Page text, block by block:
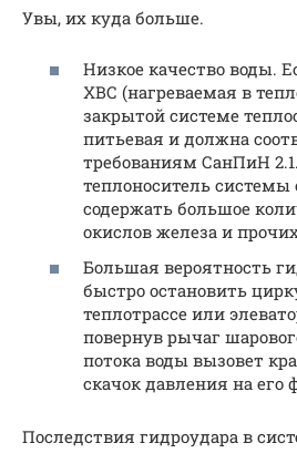
Увы, их куда больше.
Низкое качество воды.
ХВС (нагреваемая в
закрытой системе
питьевая и должна
требованиям СанПиН
теплоноситель
содержать большое
окислов железа и
Большая вероятность
быстро остановить
теплотрассе или
повернув рычаг
потока воды вызовет
скачок давления на его
Последствия гидроудара в